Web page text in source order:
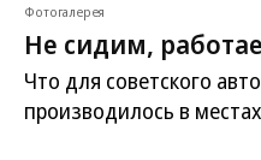
Фотогалерея
Не сидим,
Что для советского
производилось в